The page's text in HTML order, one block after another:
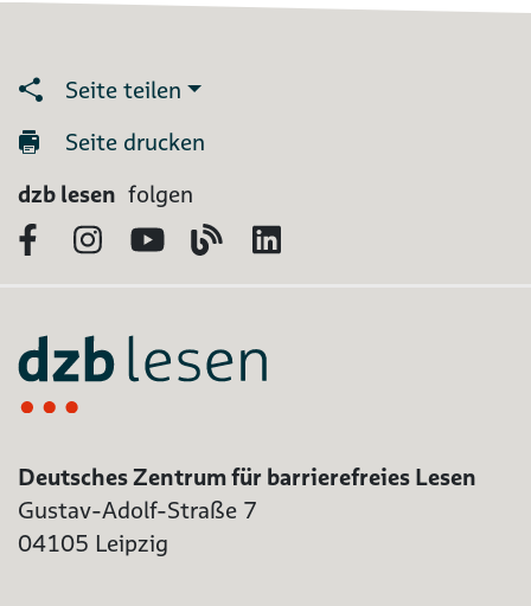
Seite teilen
Seite drucken
dzb lesen folgen
FacebookInstagram
YouTubeBlog
Deutsches Zentrum für barrierefreies Lesen
Gustav-Adolf-Straße 7
04105 Leipzig